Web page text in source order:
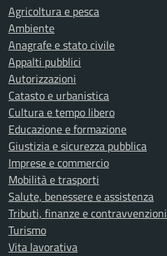
Agricoltura e pesca
Ambiente
Anagrafe e stato civile
Appalti pubblici
Autorizzazioni
Catasto e urbanistica
Cultura e tempo libero
Educazione e formazione
Giustizia e sicurezza pubblica
Imprese e commercio
Mobilità e trasporti
Salute, benessere e assistenza
Tributi, finanze e contravvenzioni
Turismo
Vita lavorativa